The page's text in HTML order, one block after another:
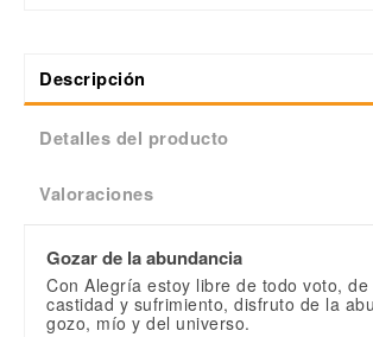
Descripción
Detalles del producto
Valoraciones
Gozar de la abundancia
Con Alegría estoy libre de todo voto, de
castidad y sufrimiento, disfruto de la
gozo, mío y del universo.